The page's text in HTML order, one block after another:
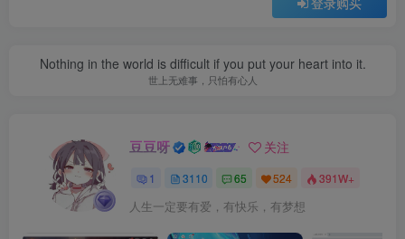
Nothing in the world is difficult if you put your heart into it.
世上无难事，只怕有心人
豆豆呀 关注
1 3110 65 524 391W+
人生一定要有爱，有快乐，有梦想